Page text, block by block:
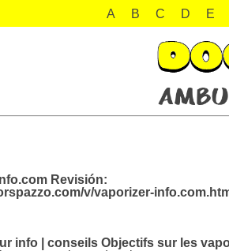
A B C D E
Revisión:
v/vaporizer-
info | conseils Objectifs sur les